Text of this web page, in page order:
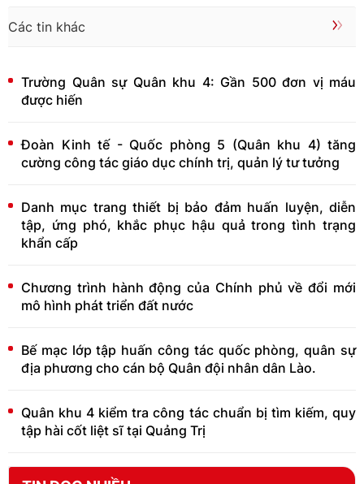
Các tin khác
Trường Quân sự Quân khu 4: Gần 500 đơn vị máu
được hiến
Đoàn Kinh tế - Quốc phòng 5 (Quân khu 4) tăng
cường công tác giáo dục chính trị, quản lý tư tưởng
Danh mục trang thiết bị bảo đảm huấn luyện, diễn
tập, ứng phó, khắc phục hậu quả trong tình trạng
khẩn cấp
Chương trình hành động của Chính phủ về đổi mới
mô hình phát triển đất nước
Bế mạc lớp tập huấn công tác quốc phòng, quân sự
địa phương cho cán bộ Quân đội nhân dân Lào.
Quân khu 4 kiểm tra công tác chuẩn bị tìm kiếm, quy
tập hài cốt liệt sĩ tại Quảng Trị